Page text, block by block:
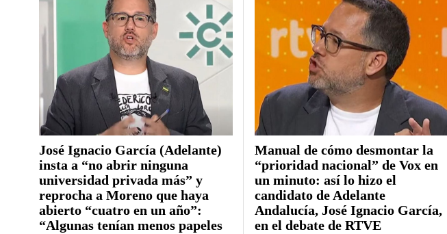
José Ignacio García (Adelante)
insta a “no abrir ninguna
universidad privada más” y
reprocha a Moreno que haya
abierto “cuatro en un año”:
“Algunas tenían menos papeles
Manual de cómo desmontar la
“prioridad nacional” de Vox en
un minuto: así lo hizo el
candidato de Adelante
Andalucía, José Ignacio García,
en el debate de RTVE